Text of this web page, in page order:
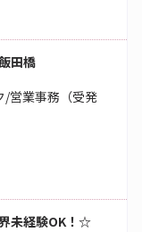
田橋
/営業事務（受発
未経験OK！☆